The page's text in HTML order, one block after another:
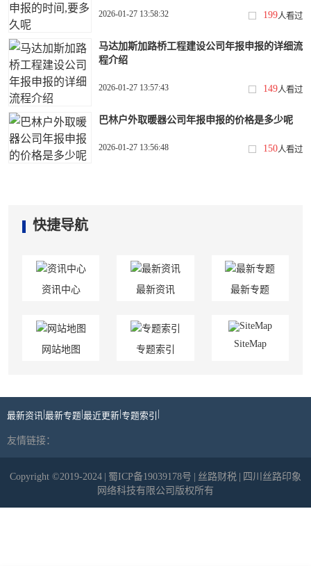
2026-01-27 13:58:32 199人看过
马达加斯加路桥工程建设公司年报申报的详细流
程介绍
2026-01-27 13:57:43 149人看过
巴林户外取暖器公司年报申报的价格是多少呢
2026-01-27 13:56:48 150人看过
快捷导航
资讯中心 最新资讯 最新专题
网站地图 专题索引
SiteMap
最新资讯 最新专题 最近更新 专题索引
友情链接：
Copyright ©2019-2024 蜀ICP备19039178号 丝路财税
四川丝路印象
网络科技有限公司版权所有